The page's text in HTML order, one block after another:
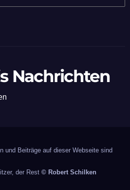
Nachrichten
und Beiträge auf dieser Webseite sind
der Rest © Robert Schilken